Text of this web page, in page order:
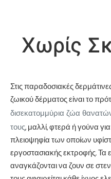
Χωρίς
Στις παραδοσιακές
ζωικού δέρματος είναι το
δισεκατομμύρια ζώα
τους, μαλλί, φτερά ή γούνα
πλειοψηφία των οποίων
εργοστασιακής εκτροφής.
αναγκάζονται να ζουν σε